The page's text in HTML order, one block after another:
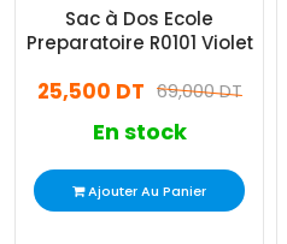
Sac à Dos Ecole
Preparatoire R0101 Violet
69,000 DT
25,500 DT
En stock
Ajouter Au Panier